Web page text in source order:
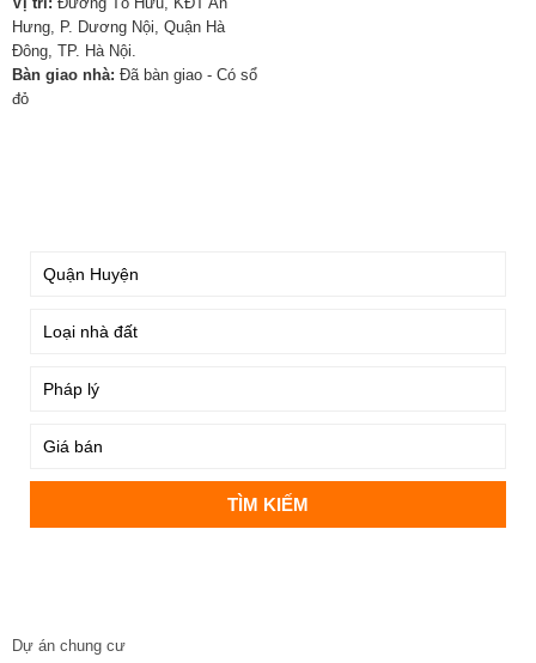
Hưng, P. Dương Nội, Quận Hà
Đông, TP. Hà Nội.
Bàn giao nhà: Đã bàn giao - Có sổ
đỏ
Dự án chung cư